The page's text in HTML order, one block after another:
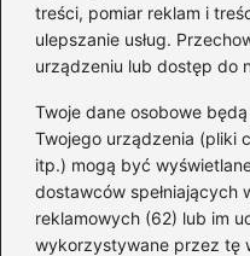
treści, pomiar reklam i
ulepszanie usług.
urządzeniu lub dostęp do
Twoje dane osobowe
Twojego urządzenia (pliki
itp.) mogą być
dostawców spełniających
reklamowych (62) lub im
wykorzystywane przez tę
Uszyj kołdrę
na spokojniejszy